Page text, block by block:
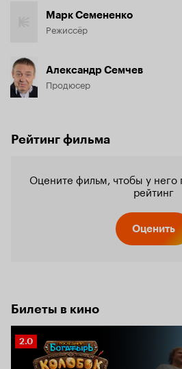
Марк Семененко
Режиссёр
Александр Семчев
Продюсер
Рейтинг фильма
Оцените фильм, чтобы у него
рейтинг
Оценить
Билеты в кино
Рейтинг
Кинопоиска
2.0